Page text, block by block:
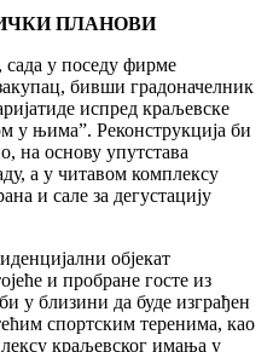
ПЛАНОВИ
у поседу фирме
бивши градоначелник
испред краљевске
у њима”. Реконструкција би
на основу упутстава
а у читавом комплексу
и сале за дегустацију
објекат
и пробране госте из
у близини да буде изграђен
спортским теренима, као
краљевског имања у